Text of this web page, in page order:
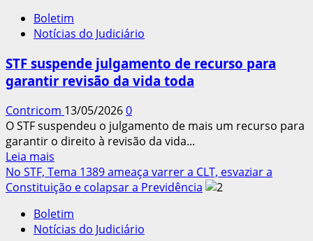
de
Igualdade
é
constitucional
Boletim
Notícias do Judiciário
STF suspende julgamento de recurso para
garantir revisão da vida toda
Contricom 13/05/20260
O STF suspendeu o julgamento de mais um recurso para
garantir o direito à revisão da vida...
Leia mais
mais
sobre
suspende
julgamento
No STF, Tema 1389 ameaça varrer a CLT, esvaziar a
Constituição e colapsar a Previdência
Boletim
Notícias do Judiciário